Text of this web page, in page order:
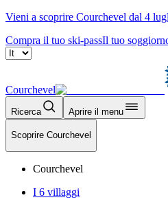
Vieni a scoprire Courchevel dal 4
Compra il tuo ski-passIl tuo
Courchevel
Ricerca Aprire il menu
Scoprire Courchevel
Courchevel
I 6 villaggi